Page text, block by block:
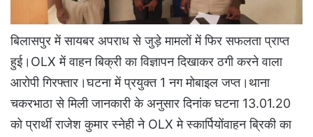
बिलासपुर में सायबर अपराध से जुड़े मामलों में फिर सफलता प्राप्त
हुई।OLX में वाहन बिक्री का विज्ञापन दिखाकर ठगी करने वाला
आरोपी गिरफ्तार।घटना में प्रयुक्त 1 नग मोबाइल जप्त।थाना
चकरभाठा से मिली जानकारी के अनुसार दिनांक घटना 13.01.20
को प्रार्थी राजेश कुमार स्नेही ने OLX मे स्कार्पियोंवाहन ब्रिकी का